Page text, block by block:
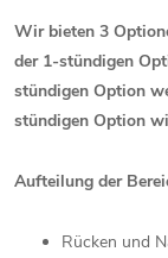
Wir bieten 3
der 1-stündigen
stündigen Option
stündigen Option
Aufteilung der
Rücken und